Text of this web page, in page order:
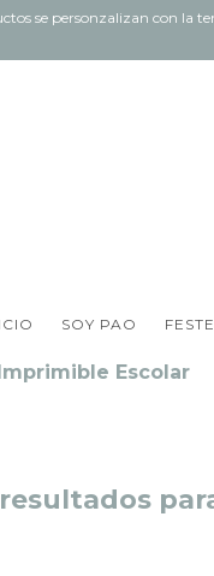
se personzalizan con
SOY PAO
Escolar